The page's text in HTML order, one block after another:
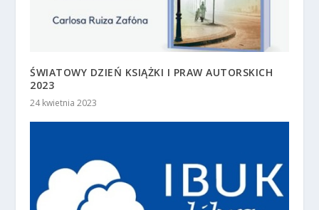
ŚWIATOWY DZIEŃ KSIĄŻKI I PRAW AUTORSKICH
2023
24 kwietnia 2023